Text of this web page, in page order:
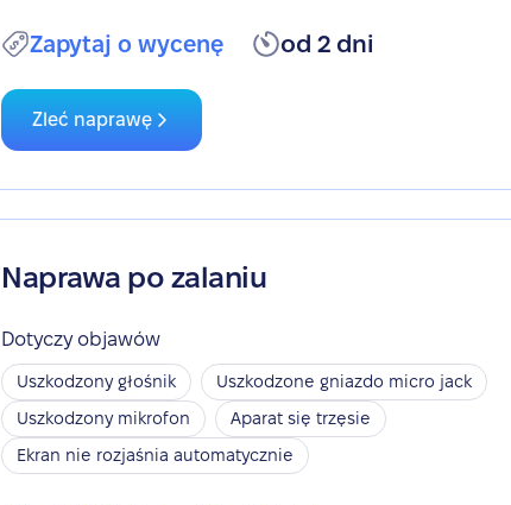
Zapytaj o wycenę od 2 dni
Zleć naprawę
Naprawa po zalaniu
Dotyczy objawów
Uszkodzony głośnik
Uszkodzone gniazdo micro jack
Uszkodzony mikrofon
Aparat się trzęsie
Ekran nie rozjaśnia automatycznie